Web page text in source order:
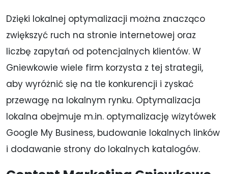
Dzięki lokalnej optymalizacji można znacząco
zwiększyć ruch na stronie internetowej oraz
liczbę zapytań od potencjalnych klientów. W
Gniewkowie wiele firm korzysta z tej strategii,
aby wyróżnić się na tle konkurencji i zyskać
przewagę na lokalnym rynku. Optymalizacja
lokalna obejmuje m.in. optymalizację wizytówek
Google My Business, budowanie lokalnych linków
i dodawanie strony do lokalnych katalogów.